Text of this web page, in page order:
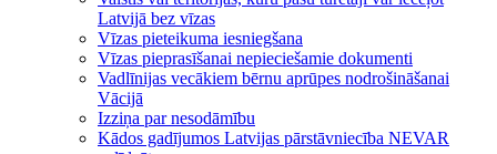
Latvijā bez vīzas
Vīzas pieteikuma iesniegšana
Vīzas pieprasīšanai nepieciešamie dokumenti
Vadlīnijas vecākiem bērnu aprūpes nodrošināšanai
Vācijā
Izziņa par nesodāmību
Kādos gadījumos Latvijas pārstāvniecība NEVAR